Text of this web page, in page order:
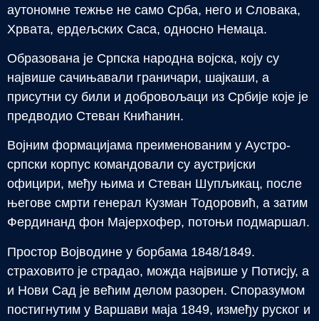
аутономне тежње не само Срба, него и Словака,
Хрвата, ердељских Саса, односно Немаца.
Образована је Српска народна војска, коју су
највише сачињавали граничари, шајкаши, а
присутни су били и добровољаци из Србије које је
предводио Стеван Книћанин.
Војним формацијама преименованим у Аустро-
српски корпус командовали су аустријски
официри, међу њима и Стеван Шупљикац, после
његове смрти генерал Кузман Тодоровић, а затим
Фердинанд фон Мајерхофер, потоњи подмаршал.
Простор Војводине у борбама 1848/1849.
страховито је страдао, можда највише у Потисју, а
и Нови Сад је већим делом разорен. Споразумом
постигнутим у Варшави маја 1849, између руског и